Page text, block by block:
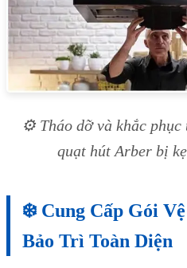
⚙️ Tháo dỡ và khắc
quạt hút Arber bị
❄️ Cung Cấp Gói
Bảo Trì Toàn Diện